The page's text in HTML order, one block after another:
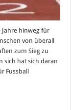
Jahre hinweg für
von überall
zum Sieg zu
sich hat sich daran
Fussball